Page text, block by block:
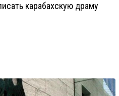
карабахскую драму